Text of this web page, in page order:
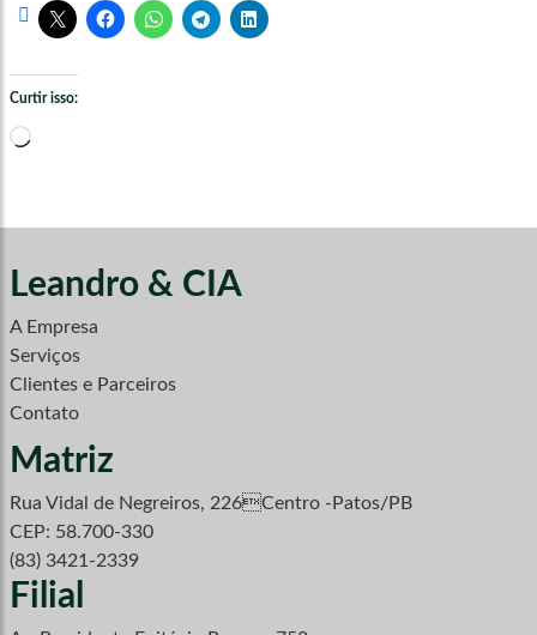
Curtir isso:
Carregando...
Leandro & CIA
A Empresa
Serviços
Clientes e Parceiros
Contato
Matriz
Rua Vidal de Negreiros, 226Centro -Patos/PB
CEP: 58.700-330
(83) 3421-2339
Filial